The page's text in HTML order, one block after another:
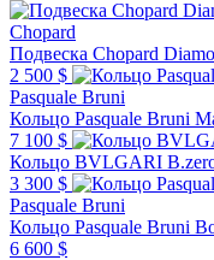
Chopard
Подвеска Chopard
2 500 $
Pasquale Bruni
7 100 $
Кольцо BVLGARI
3 300 $
Pasquale Bruni
Кольцо Pasquale Bruni
6 600 $